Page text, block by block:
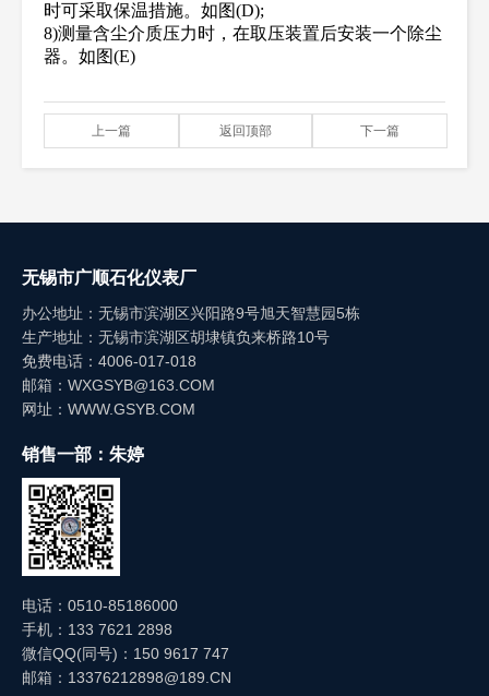
时可采取保温措施。如图(D);
8)测量含尘介质压力时，在取压装置后安装一个除尘
器。如图(E)
上一篇 返回顶部 下一篇
无锡市广顺石化仪表厂
办公地址：无锡市滨湖区兴阳路9号旭天智慧园5栋
生产地址：无锡市滨湖区胡埭镇负来桥路10号
免费电话：4006-017-018
邮箱：WXGSYB@163.COM
网址：WWW.GSYB.COM
销售一部：朱婷
电话：0510-85186000
手机：133 7621 2898
微信QQ(同号)：150 9617 747
邮箱：13376212898@189.CN